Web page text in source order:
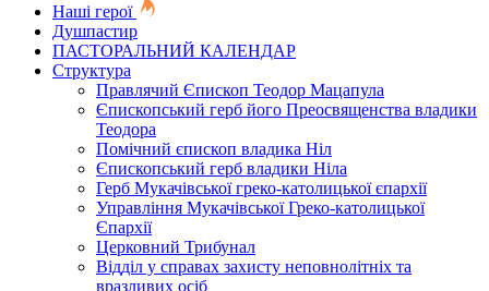
Наші герої
Душпастир
ПАСТОРАЛЬНИЙ КАЛЕНДАР
Структура
Правлячий Єпископ Теодор Мацапула
Єпископський герб його Преосвященства владики
Теодора
Помічний єпископ владика Ніл
Єпископський герб владики Ніла
Герб Мукачівської греко-католицької єпархії
Управління Мукачівської Греко-католицької
Єпархії
Церковний Трибунал
Відділ у справах захисту неповнолітніх та
вразливих осіб